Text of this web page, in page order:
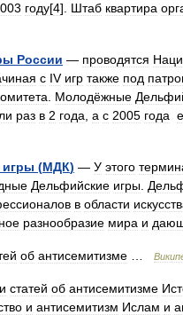
году[4]. Штаб квартира
России — проводятся
с IV игр также под
Молодёжные
раз в 2 года а с 2005 года
игры (МДК) — У этого
Дельфийские игры
в области
разнообразие мира и
об антисемитизме
статей об антисемитизме
и антисемитизм Ислам и